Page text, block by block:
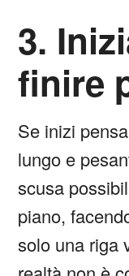
3.
finire
Se inizi
lungo e
scusa
piano,
solo una riga